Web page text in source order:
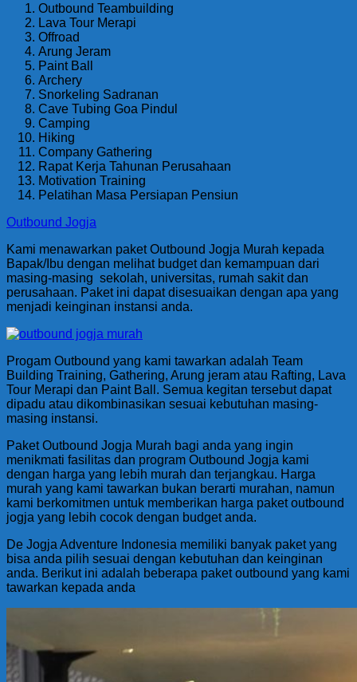
Outbound Teambuilding
Lava Tour Merapi
Offroad
Arung Jeram
Paint Ball
Archery
Snorkeling Sadranan
Cave Tubing Goa Pindul
Camping
Hiking
Company Gathering
Rapat Kerja Tahunan Perusahaan
Motivation Training
Pelatihan Masa Persiapan Pensiun
Outbound Jogja
Kami menawarkan paket Outbound Jogja Murah kepada
Bapak/Ibu dengan melihat budget dan kemampuan dari
masing-masing sekolah, universitas, rumah sakit dan
perusahaan. Paket ini dapat disesuaikan dengan apa yang
menjadi keinginan instansi anda.
Progam Outbound yang kami tawarkan adalah Team
Building Training, Gathering, Arung jeram atau Rafting, Lava
Tour Merapi dan Paint Ball. Semua kegitan tersebut dapat
dipadu atau dikombinasikan sesuai kebutuhan masing-
masing instansi.
Paket Outbound Jogja Murah bagi anda yang ingin
menikmati fasilitas dan program Outbound Jogja kami
dengan harga yang lebih murah dan terjangkau. Harga
murah yang kami tawarkan bukan berarti murahan, namun
kami berkomitmen untuk memberikan harga paket outbound
jogja yang lebih cocok dengan budget anda.
De Jogja Adventure Indonesia memiliki banyak paket yang
bisa anda pilih sesuai dengan kebutuhan dan keinginan
anda. Berikut ini adalah beberapa paket outbound yang kami
tawarkan kepada anda